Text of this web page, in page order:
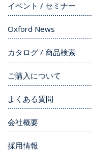
イベント / セミナー
Oxford News
カタログ / 商品検索
ご購入について
よくある質問
会社概要
採用情報